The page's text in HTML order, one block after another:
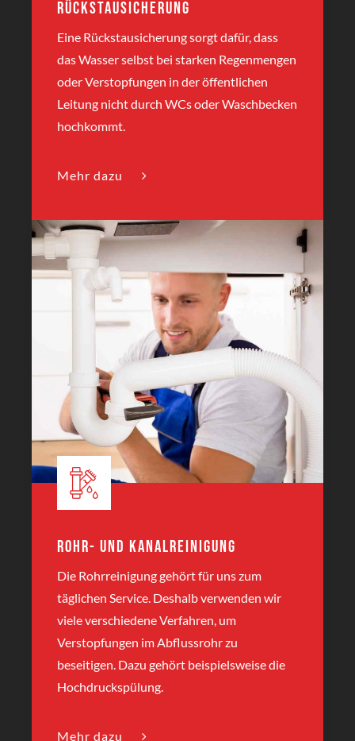
Rückstausicherung
Eine Rückstausicherung sorgt dafür, dass
das Wasser selbst bei starken Regenmengen
oder Verstopfungen in der öffentlichen
Leitung nicht durch WCs oder Waschbecken
hochkommt.
Mehr dazu
Rohr- und Kanalreinigung
Die Rohrreinigung gehört für uns zum
täglichen Service. Deshalb verwenden wir
viele verschiedene Verfahren, um
Verstopfungen im Abflussrohr zu
beseitigen. Dazu gehört beispielsweise die
Hochdruckspülung.
Mehr dazu